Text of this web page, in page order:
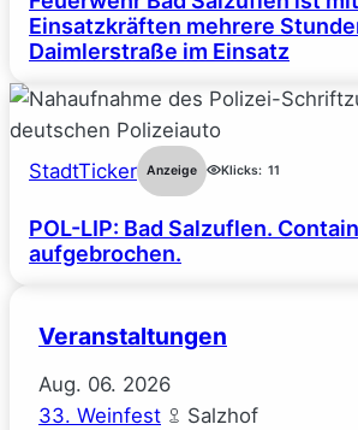
Einsatzkräften mehrere
Daimlerstraße im Einsatz
StadtTicker Anzeige Klicks: 11
POL-LIP: Bad Salzuflen.
aufgebrochen.
Veranstaltungen
Aug. 06. 2026
33. Weinfest
Salzhof